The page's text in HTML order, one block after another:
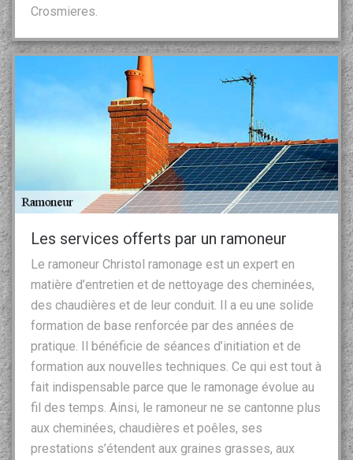
Crosmieres.
Les services offerts par un ramoneur
Le ramoneur Christol ramonage est un expert en
matière d’entretien et de nettoyage des cheminées,
des chaudières et de leur conduit. Il a eu une solide
formation de base renforcée par des années de
pratique. Il bénéficie de séances d’initiation et de
formation aux nouvelles techniques. Ce qui est tout à
fait indispensable parce que le ramonage évolue au
fil des temps. Ainsi, le ramoneur ne se cantonne plus
aux cheminées, chaudières et poêles, ses
prestations s’étendent aux graines grasses, aux